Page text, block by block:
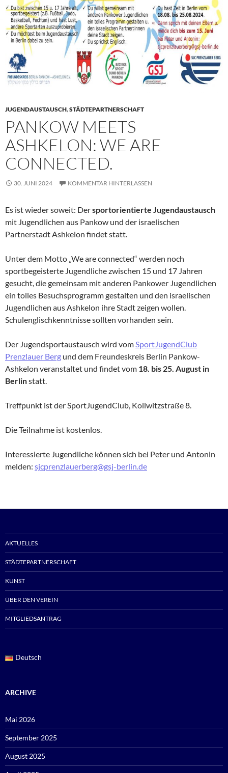
JUGENDAUSTAUSCH,STÄDTEPARTNERSCHAFT
PANKOW MEETS
ASHKELON: WE ARE
CONNECTED.
30. JUNI 2024 KOMMENTAR HINTERLASSEN
Es ist wieder soweit: Dersportorientierte Jugendaustausch
mit Jugendlichen aus Pankow und der israelischen
Partnerstadt Ashkelon findet statt.
Unter dem Motto „We are connected“ werden noch
sportbegeisterte Jugendliche zwischen 15 und 17 Jahren
gesucht, die gemeinsam mit anderen Pankower Jugendlichen
ein tolles Besuchsprogramm gestalten und den israelischen
Jugendlichen aus Ashkelon ihre Stadt zeigen wollen.
Schulenglischkenntnisse sollten vorhanden sein.
Der Jugendsportaustausch wird vomSportJugendClub
Prenzlauer Berg und dem Freundeskreis Berlin Pankow-
Ashkelon veranstaltet und findet vom 18. bis 25. August in
Berlinstatt.
Treffpunkt ist der SportJugendClub, Kollwitzstraße 8.
Die Teilnahme ist kostenlos.
Interessierte Jugendliche können sich bei Peter und Antonin
melden: sjcprenzlauerberg@gsj-berlin.de
AKTUELLES
STÄDTEPARTNERSCHAFT
KUNST
ÜBER DEN VEREIN
MITGLIEDSANTRAG
Deutsch
ARCHIVE
Mai 2026
September 2025
August 2025